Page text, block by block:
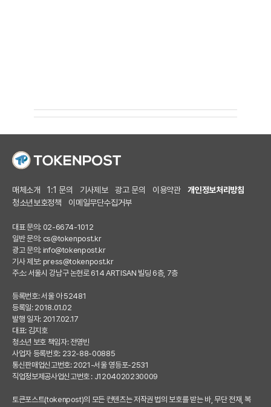
매체소개 1:1 문의 기사제보 광고 문의 이용약관
개인정보처리방침
청소년보호정책
이메일무단수집거부
대표 문의: 02-6674-1012
일반 문의: cs@tokenpost.kr
광고 문의: info@tokenpost.kr
기사 제보: press@tokenpost.kr
주소: 서울시 강남구 논현로 614 ARTISAN 빌딩 6층, 7층
등록번호: 서울 아 52481
등록일: 2018.01.02
발행 일자: 2017.02.17
대표: 김지호
청소년 보호 책임자: 전영빈
사업자 등록번호: 232-88-00885
통신판매업신고번호: 2021-서울 영등포-2531
직업정보제공사업신고번호 : J1204020230009
토큰포스트(tokenpost)의 모든 컨텐츠는 저작권 법의 보호를 받는 바, 무단 전재, 복